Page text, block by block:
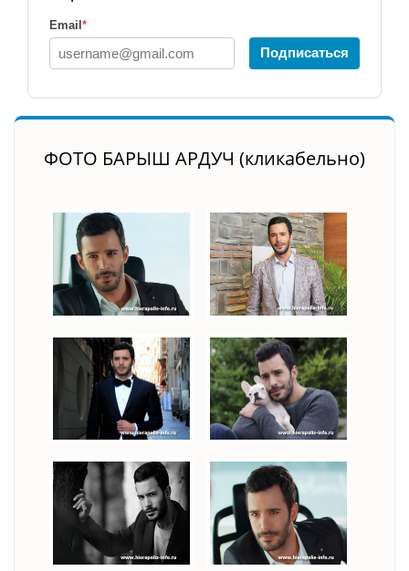
Email *
Подписаться
ФОТО БАРЫШ АРДУЧ (кликабельно)